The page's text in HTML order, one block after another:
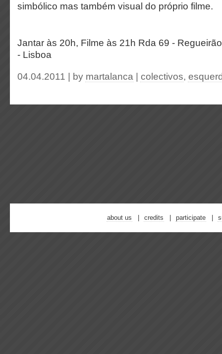
simbólico mas também visual do próprio filme.
Jantar às 20h, Filme às 21h Rda 69 -
- Lisboa
04.04.2011 | by martalanca colectivos,
about us credits participate